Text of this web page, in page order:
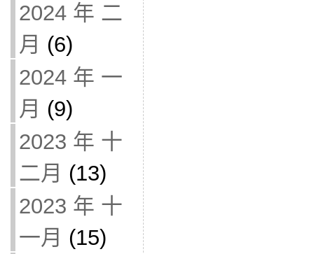
2024 年 二
月 (6)
2024 年 一
月 (9)
2023 年 十
二月 (13)
2023 年 十
一月 (15)